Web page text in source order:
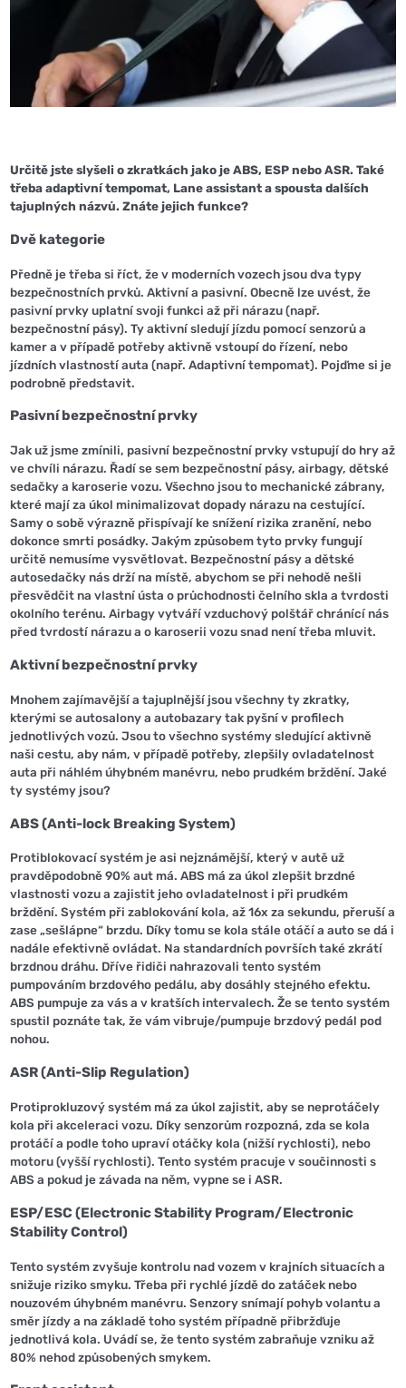
Určitě jste slyšeli o zkratkách jako je ABS, ESP nebo ASR. Také
třeba adaptivní tempomat, Lane assistant a spousta dalších
tajuplných názvů. Znáte jejich funkce?
Dvě kategorie
Předně je třeba si říct, že v moderních vozech jsou dva typy
bezpečnostních prvků. Aktivní a pasivní. Obecně lze uvést, že
pasivní prvky uplatní svoji funkci až při nárazu (např.
bezpečnostní pásy). Ty aktivní sledují jízdu pomocí senzorů a
kamer a v případě potřeby aktivně vstoupí do řízení, nebo
jízdních vlastností auta (např. Adaptivní tempomat). Pojďme si je
podrobně představit.
Pasivní bezpečnostní prvky
Jak už jsme zmínili, pasivní bezpečnostní prvky vstupují do hry až
ve chvíli nárazu. Řadí se sem bezpečnostní pásy, airbagy, dětské
sedačky a karoserie vozu. Všechno jsou to mechanické zábrany,
které mají za úkol minimalizovat dopady nárazu na cestující.
Samy o sobě výrazně přispívají ke snížení rizika zranění, nebo
dokonce smrti posádky. Jakým způsobem tyto prvky fungují
určitě nemusíme vysvětlovat. Bezpečnostní pásy a dětské
autosedačky nás drží na místě, abychom se při nehodě nešli
přesvědčit na vlastní ústa o průchodnosti čelního skla a tvrdosti
okolního terénu. Airbagy vytváří vzduchový polštář chránící nás
před tvrdostí nárazu a o karoserii vozu snad není třeba mluvit.
Aktivní bezpečnostní prvky
Mnohem zajímavější a tajuplnější jsou všechny ty zkratky,
kterými se autosalony a autobazary tak pyšní v profilech
jednotlivých vozů. Jsou to všechno systémy sledující aktivně
naši cestu, aby nám, v případě potřeby, zlepšily ovladatelnost
auta při náhlém úhybném manévru, nebo prudkém brždění. Jaké
ty systémy jsou?
ABS (Anti-lock Breaking System)
Protiblokovací systém je asi nejznámější, který v autě už
pravděpodobně 90% aut má. ABS má za úkol zlepšit brzdné
vlastnosti vozu a zajistit jeho ovladatelnost i při prudkém
brždění. Systém při zablokování kola, až 16x za sekundu, přeruší a
zase „sešlápne“ brzdu. Díky tomu se kola stále otáčí a auto se dá i
nadále efektivně ovládat. Na standardních površích také zkrátí
brzdnou dráhu. Dříve řidiči nahrazovali tento systém
pumpováním brzdového pedálu, aby dosáhly stejného efektu.
ABS pumpuje za vás a v kratších intervalech. Že se tento systém
spustil poznáte tak, že vám vibruje/pumpuje brzdový pedál pod
nohou.
ASR (Anti-Slip Regulation)
Protiprokluzový systém má za úkol zajistit, aby se neprotáčely
kola při akceleraci vozu. Díky senzorům rozpozná, zda se kola
protáčí a podle toho upraví otáčky kola (nižší rychlosti), nebo
motoru (vyšší rychlosti). Tento systém pracuje v součinnosti s
ABS a pokud je závada na něm, vypne se i ASR.
ESP/ESC (Electronic Stability Program/Electronic
Stability Control)
Tento systém zvyšuje kontrolu nad vozem v krajních situacích a
snižuje riziko smyku. Třeba při rychlé jízdě do zatáček nebo
nouzovém úhybném manévru. Senzory snímají pohyb volantu a
směr jízdy a na základě toho systém případně přibržďuje
jednotlivá kola. Uvádí se, že tento systém zabraňuje vzniku až
80% nehod způsobených smykem.